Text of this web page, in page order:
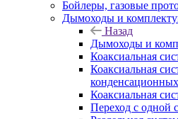
Бойлеры, газовые
Дымоходы и
Назад
Дымоходы и
Коаксиальная
Коаксиальная
Коаксиальная
Переход с одной